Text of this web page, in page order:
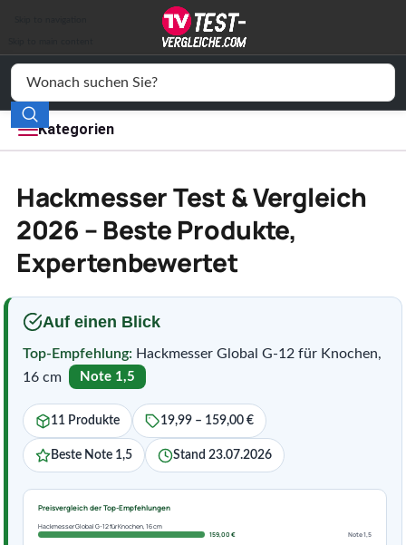
Kategorien
Elektronik
Freizeit
Wohnen
Service
Hackmesser Test & Vergleich
2026 – Beste Produkte,
Expertenbewertet
Auf einen Blick
Top-Empfehlung: Hackmesser Global G-12 für Knochen,
16 cm
Note 1,5
11 Produkte 19,99 – 159,00 €
Beste Note 1,5 Stand 23.07.2026
Preisvergleich der Top-Empfehlungen
Hackmesser Global G-12 für Knochen, 16 cm
159,00 €
Note 1,5